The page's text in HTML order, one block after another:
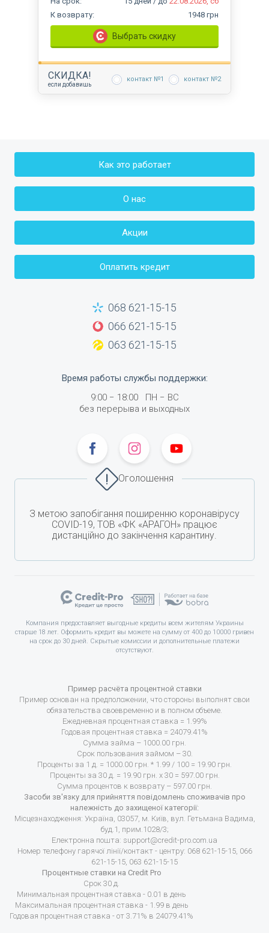
К возврату: 1948 грн
Выбрать скидку
СКИДКА!
если добавишь
контакт №1 контакт №2
Как это работает
О нас
Акции
Оплатить кредит
068 621-15-15
066 621-15-15
063 621-15-15
Время работы службы поддержки:
9:00− 18:00ПН − ВС
без перерыва и выходных
Оголошення
З метою запобігання поширенню коронавірусу
COVID-19, ТОВ «ФК «АРАГОН» працює
дистанційно до закінчення карантину.
Компания предоставляет выгодные кредиты всем жителям Украины
старше 18 лет. Оформить кредит вы можете на сумму от 400 до 10000 гривен
на срок до 30 дней. Скрытые комиссии и дополнительные платежи
отсутствуют.
Пример расчёта процентной ставки
Пример основан на предположении, что стороны выполнят свои
обязательства своевременно и в полном объеме.
Ежедневная процентная ставка = 1.99%
Годовая процентная ставка = 24079.41%
Сумма займа – 1000.00 грн.
Срок пользования займом – 30.
Проценты за 1 д. = 1000.00 грн. * 1.99 / 100 = 19.90 грн.
Проценты за 30 д. = 19.90 грн. х 30 = 597.00 грн.
Сумма процентов к возврату – 597.00 грн.
Засоби зв'язку для прийняття повідомлень споживачів про
належність до захищеної категорії:
Місцезнаходження: Україна, 03057, м. Київ, вул. Гетьмана Вадима,
буд.1, прим.1028/3;
Електронна пошта: support@credit-pro.com.ua
Номер телефону гарячої лінії/контакт - центру: 068 621-15-15, 066
621-15-15, 063 621-15-15
Процентные ставки на Credit Pro
Срок 30 д.
Минимальная процентная ставка - 0.01 в день
Максимальная процентная ставка - 1.99 в день
Годовая процентная ставка - от 3.71% в 24079.41%